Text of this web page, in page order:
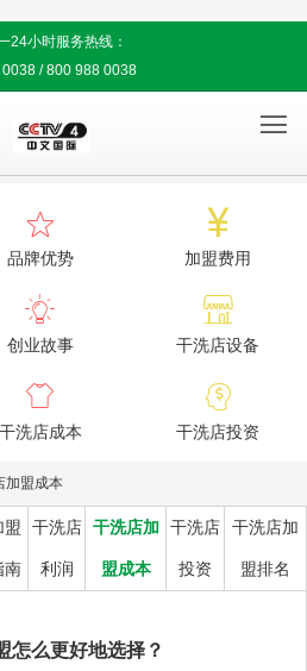
24小时服务热线：
/ 800 988 0038


品牌优势

加盟费用

创业故事

干洗店设备

干洗店成本

干洗店投资
加盟成本
盟
南
干洗店
利润
干洗店加
盟成本
干洗店
投资
干洗店加
盟排名
怎么更好地选择？